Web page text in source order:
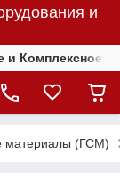
и
Комплексное
материалы (ГСМ)